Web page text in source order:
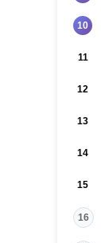
10
11
12
13
14
15
16